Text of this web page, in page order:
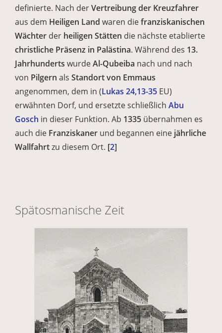
definierte. Nach derVertreibung der Kreuzfahrer
aus dem Heiligen Land waren diefranziskanischen
Wächter der heiligen Stätten die nächste etablierte
christliche Präsenz in Palästina. Während des 13.
Jahrhunderts wurdeAl-Qubeiba nach und nach
von Pilgern als Standort von Emmaus
angenommen, dem in (Lukas 24,13-35 EU)
erwähnten Dorf, und ersetzte schließlich Abu
Gosch in dieser Funktion. Ab 1335 übernahmen es
auch die Franziskaner und begannen eine jährliche
Wallfahrtzu diesem Ort. [2]
Spätosmanische Zeit